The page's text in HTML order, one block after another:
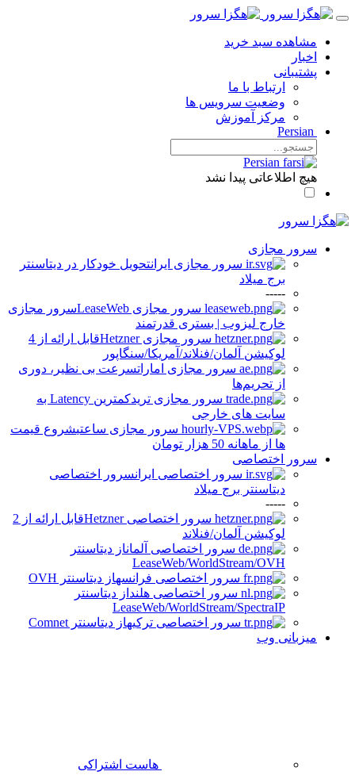
مشاهده سبد خرید
اخبار
پشتیبانی
ارتباط با ما
وضعیت سرویس ها
مرکز آموزش
Persian
Persian
هیچ اطلاعاتی پیدا نشد
سرور مجازی
سرور مجازی ایرانتحویل خودکار در دیتاسنتر
برج میلاد
-----
سرور مجازی LeaseWeb
سرور مجازی
خارج لیزوب | بستری قدرتمند
سرور مجازی Hetzner
قابل ارائه از 4
لوکیشن آلمان/فنلاند/آمریکا/سنگاپور
سرور مجازی اماراتسرعت بی نظیر، دوری
از تحریم‌ها
سرور مجازی ترید
کمترین Latency به
سایت های خارجی
سرور مجازی ساعتیشروع قیمت
ها از ماهانه 50 هزار تومان
سرور اختصاصی
سرور اختصاصی ایرانسرور اختصاصی
دیتاسنتر برج میلاد
-----
سرور اختصاصی Hetzner
قابل ارائه از 2
لوکیشن آلمان/فنلاند
سرور اختصاصی آلماناز دیتاسنتر
LeaseWeb/WorldStream/OVH
سرور اختصاصی فرانسهاز دیتاسنتر OVH
سرور اختصاصی هلند از دیتاسنتر
LeaseWeb/WorldStream/SpectraIP
سرور اختصاصی ترکیهاز دیتاسنتر Comnet
میزبانی وب
هاست اشتراکی